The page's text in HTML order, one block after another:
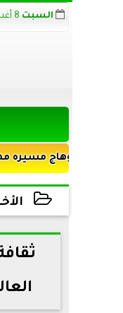
السبت
مهنية في مجال
2026-04-19 01:39:52